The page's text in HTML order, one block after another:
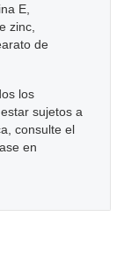
E,
zinc,
de
los
sujetos a
consulte el
en